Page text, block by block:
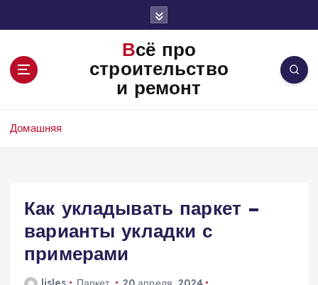
Всё про
строительство
и ремонт
Домашняя
Как укладывать паркет –
варианты укладки с
примерами